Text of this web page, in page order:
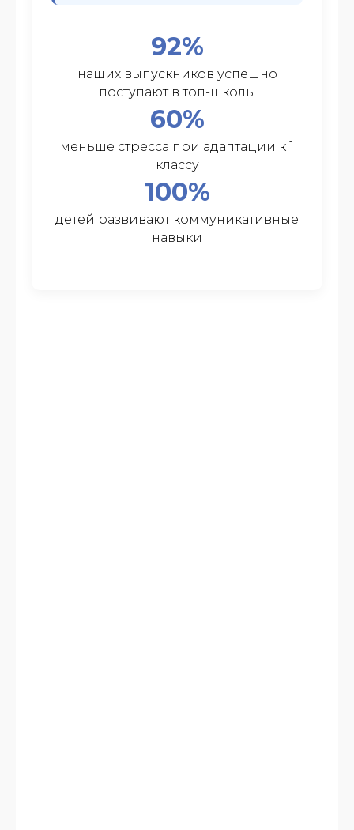
92%
наших выпускников успешно
поступают в топ-школы
60%
меньше стресса при адаптации к 1
классу
100%
детей развивают коммуникативные
навыки